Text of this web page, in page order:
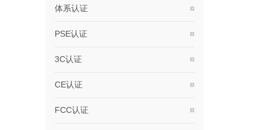
体系认证
PSE认证
3C认证
CE认证
FCC认证